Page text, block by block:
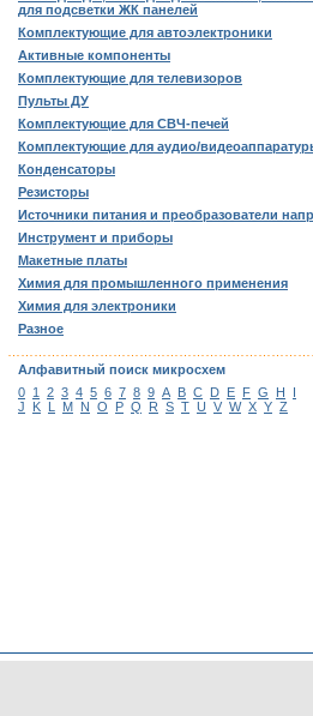
для подсветки ЖК панелей
Комплектующие для автоэлектроники
Активные компоненты
Комплектующие для телевизоров
Пульты ДУ
Комплектующие для СВЧ-печей
Комплектующие для аудио/
Конденсаторы
Резисторы
Источники питания и преобразователи
Инструмент и приборы
Макетные платы
Химия для промышленного применения
Химия для электроники
Разное
Алфавитный поиск микросхем
0 1 2 3 4 5 6 7 8 9 A B C D E F G H
I
J
K L M N O P Q R S T U V W X Y Z